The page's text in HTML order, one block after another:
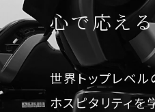
心で応え
世界トップレベ
ホスピタリティを